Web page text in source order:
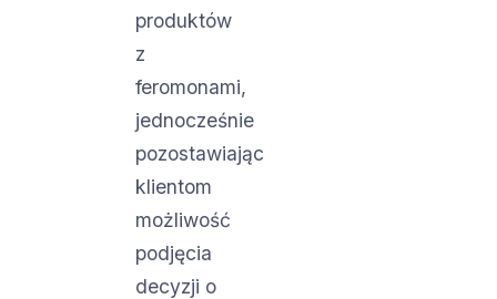
produktów
z
feromonami,
jednocześnie
pozostawiając
klientom
możliwość
podjęcia
decyzji o